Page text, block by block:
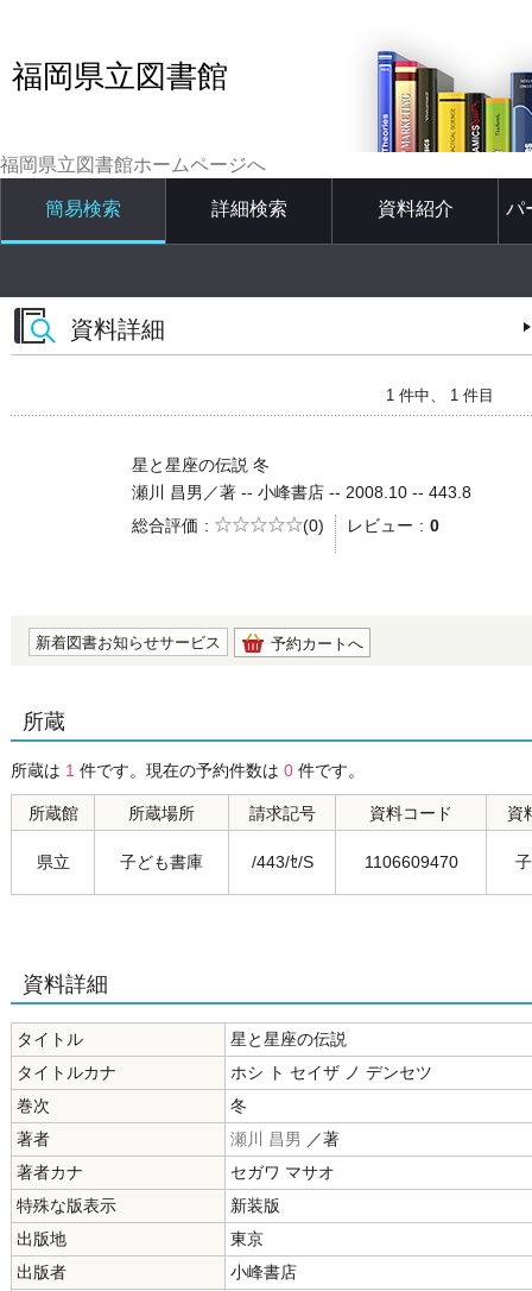
福岡県立図書館
福岡県立図書館ホームページへ
簡易検索 詳細検索 資料紹介 パ
資料詳細
1 件中、 1 件目
星と星座の伝説 冬
瀬川 昌男／著 -- 小峰書店 -- 2008.10 -- 443.8
総合評価
5段階評価
(0) レビュー 0
新着図書お知らせサービス 予約カートへ
所蔵
所蔵は 1 件です。現在の予約件数は 0 件です。
所蔵館 所蔵場所 請求記号 資料コード 資
県立 子ども書庫 /443/ｾ/S 1106609470
資料詳細
タイトル
星と星座の伝説
タイトルカナ
ホシ ト セイザ ノ デンセツ
巻次
冬
著者
瀬川 昌男 ／著
著者カナ
セガワ マサオ
特殊な版表示
新装版
出版地
東京
出版者
小峰書店